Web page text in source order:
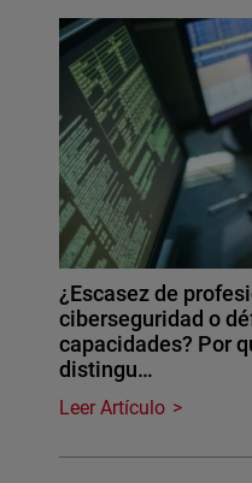
¿Escasez de
ciberseguridad o
capacidades? Por
distingu…
Leer Artículo